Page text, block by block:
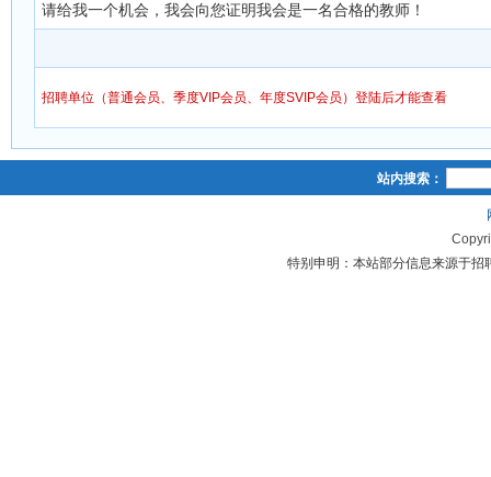
请给我一个机会，我会向您证明我会是一名合格的教师！
招聘单位（普通会员、季度VIP会员、年度SVIP会员）登陆后才能查看
站内搜索：
特别申明：本站部分信息来源于